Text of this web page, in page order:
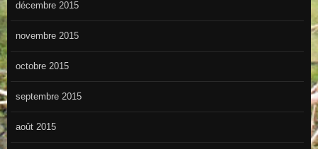
décembre 2015
novembre 2015
octobre 2015
septembre 2015
août 2015